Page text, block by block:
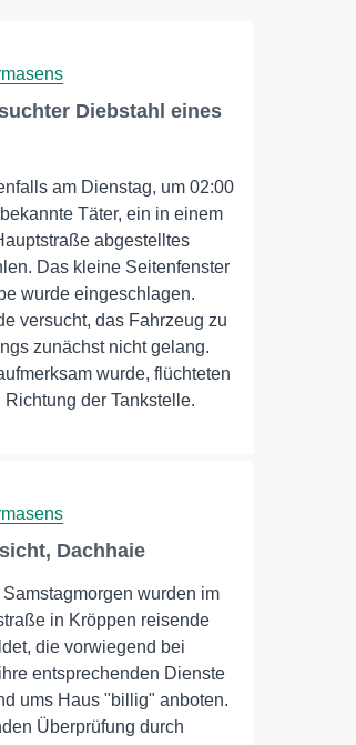
Diebstahl eines
am Dienstag, um 02:00
Täter, ein in einem
abgestelltes
Das kleine Seitenfenster
wurde eingeschlagen.
versucht, das Fahrzeug zu
zunächst nicht gelang.
wurde, flüchteten
der Tankstelle.
Dachhaie
Samstagmorgen wurden im
in Kröppen reisende
die vorwiegend bei
entsprechenden Dienste
ums Haus "billig" anboten.
Überprüfung durch